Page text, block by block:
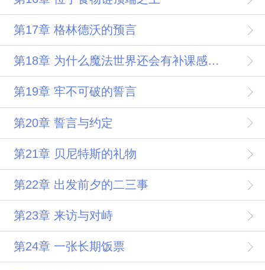
第17章 格林德沃的预言
第18章 为什么魔法世界还会有补课感谢幻羽的盟主
第19章 牢不可破的誓言
第20章 誓言与约定
第21章 贝尼特斯的礼物
第22章 出发前夕的二三事
第23章 来访与对峙
第24章 一张长期饭票